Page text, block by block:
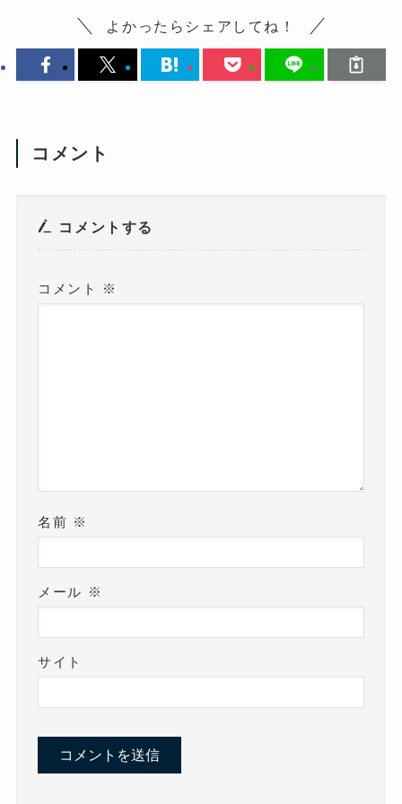
よかったらシェアしてね！
コメント
コメントする
コメント ※
名前 ※
メール ※
サイト